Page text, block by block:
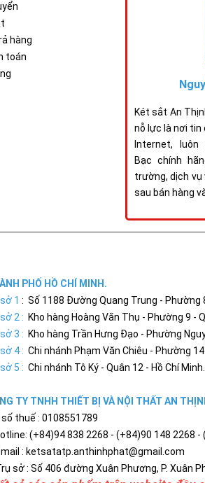
hàng
toán
Két sắt An
nỗ lực là nơi tin
Internet,
Bạc chính
trường, dịch
sau bán hàng
PHỐ HỒ CHÍ MINH.
1 : Số 1188 Đường Quang Trung - Phường
2 : Kho hàng Hoàng Văn Thụ - Phường 9 -
3 : Kho hàng Trần Hưng Đạo - Phường
4 : Chi nhánh Phạm Văn Chiêu - Phường 14
5 : Chi nhánh Tô Ký - Quân 12 - Hồ Chí Minh.
TY TNHH THIẾT BỊ VÀ NỘI THẤT AN
số thuế : 0108551789
(+84)94 838 2268 - (+84)90 148 2268 -
: ketsatatp.anthinhphat@gmail.com
sở : Số 406 đường Xuân Phương, P. Xuân